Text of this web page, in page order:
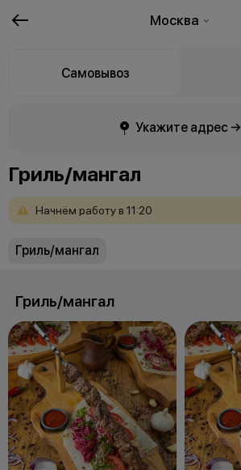
Москва
Самовывоз
Укажите адрес →
Гриль/мангал
Начнём работу в 11:20
Гриль/мангал
Гриль/мангал